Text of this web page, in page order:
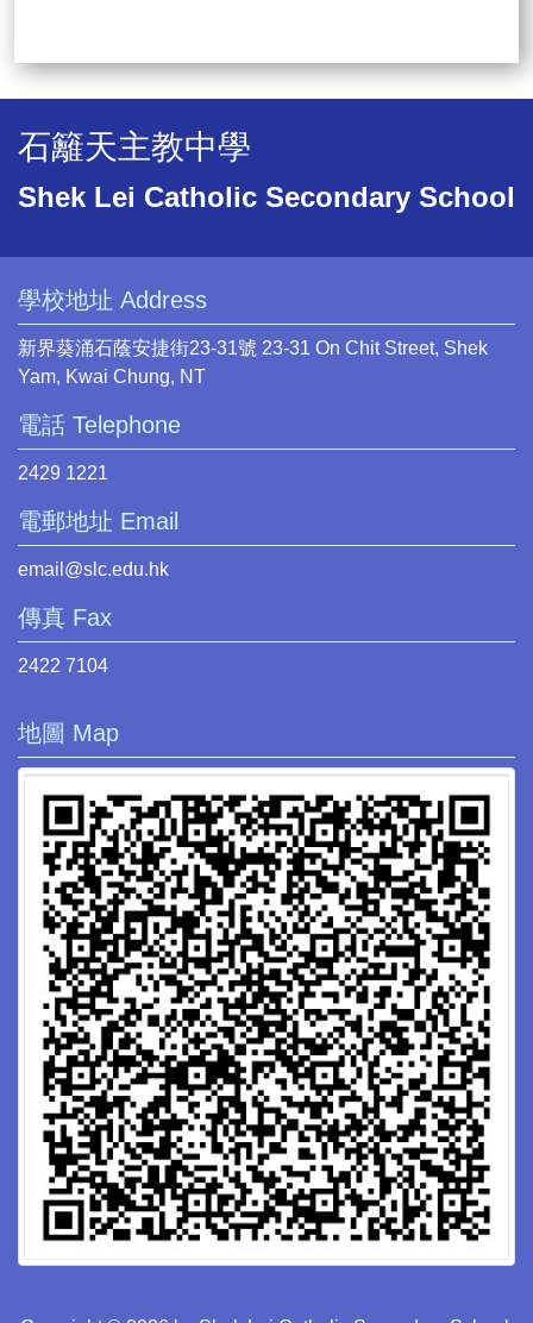
石籬天主教中學
Shek Lei Catholic Secondary School
學校地址 Address
新界葵涌石蔭安捷街23-31號 23-31 On Chit Street, Shek
Yam, Kwai Chung, NT
電話 Telephone
2429 1221
電郵地址 Email
email@slc.edu.hk
傳真 Fax
2422 7104
地圖 Map